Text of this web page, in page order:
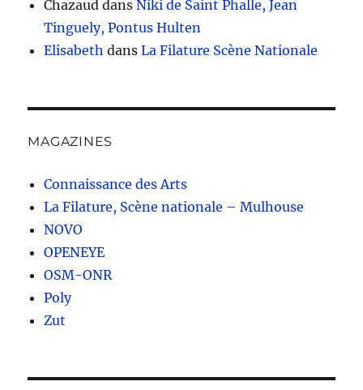
Chazaud dansNiki de Saint Phalle, Jean
Tinguely, Pontus Hulten
Elisabeth dansLa Filature Scène Nationale
MAGAZINES
Connaissance des Arts
La Filature, Scène nationale – Mulhouse
NOVO
OPENEYE
OSM-ONR
Poly
Zut